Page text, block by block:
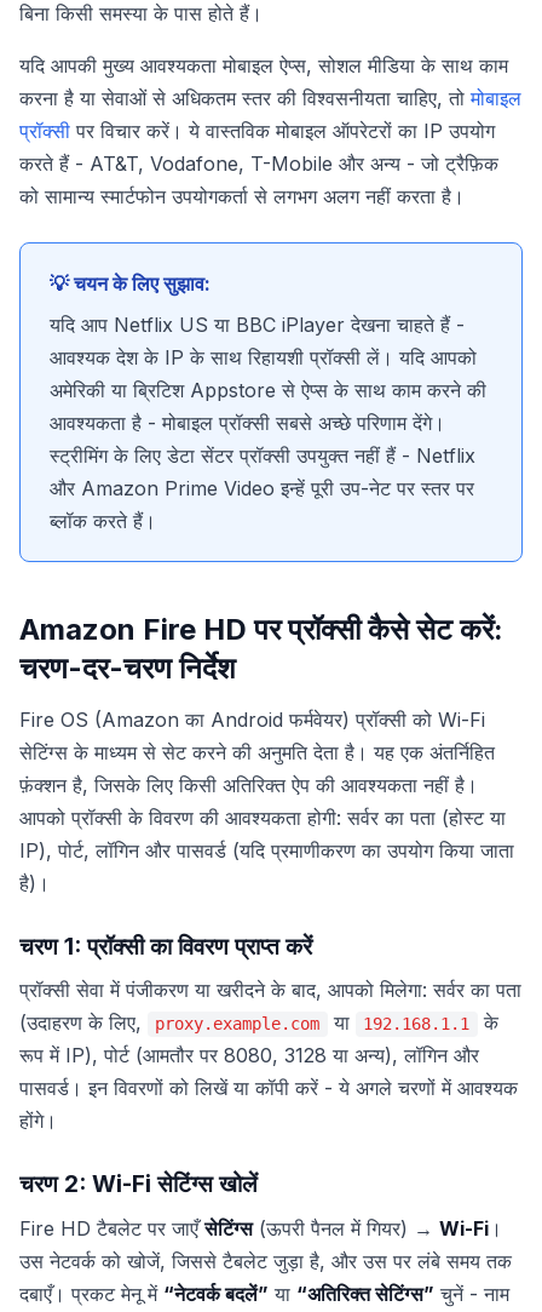
बिना किसी समस्या के पास होते हैं।
यदि आपकी मुख्य आवश्यकता मोबाइल ऐप्स, सोशल मीडिया के साथ काम
करना है या सेवाओं से अधिकतम स्तर की विश्वसनीयता चाहिए, तोमोबाइल
प्रॉक्सी पर विचार करें। ये वास्तविक मोबाइल ऑपरेटरों का IP उपयोग
करते हैं - AT&T, Vodafone, T-Mobile और अन्य - जो ट्रैफ़िक
को सामान्य स्मार्टफोन उपयोगकर्ता से लगभग अलग नहीं करता है।
💡 चयन के लिए सुझाव:
यदि आप Netflix US या BBC iPlayer देखना चाहते हैं -
आवश्यक देश के IP के साथ रिहायशी प्रॉक्सी लें। यदि आपको
अमेरिकी या ब्रिटिश Appstore से ऐप्स के साथ काम करने की
आवश्यकता है - मोबाइल प्रॉक्सी सबसे अच्छे परिणाम देंगे।
स्ट्रीमिंग के लिए डेटा सेंटर प्रॉक्सी उपयुक्त नहीं हैं - Netflix
और Amazon Prime Video इन्हें पूरी उप-नेट पर स्तर पर
ब्लॉक करते हैं।
Amazon Fire HD पर प्रॉक्सी कैसे सेट करें:
चरण-दर-चरण निर्देश
Fire OS (Amazon का Android फर्मवेयर) प्रॉक्सी को Wi-Fi
सेटिंग्स के माध्यम से सेट करने की अनुमति देता है। यह एक अंतर्निहित
फ़ंक्शन है, जिसके लिए किसी अतिरिक्त ऐप की आवश्यकता नहीं है।
आपको प्रॉक्सी के विवरण की आवश्यकता होगी: सर्वर का पता (होस्ट या
IP), पोर्ट, लॉगिन और पासवर्ड (यदि प्रमाणीकरण का उपयोग किया जाता
है)।
चरण 1: प्रॉक्सी का विवरण प्राप्त करें
प्रॉक्सी सेवा में पंजीकरण या खरीदने के बाद, आपको मिलेगा: सर्वर का पता
(उदाहरण के लिए,
proxy.example.com या 192.168.1.1
के
रूप में IP), पोर्ट (आमतौर पर 8080, 3128 या अन्य), लॉगिन और
पासवर्ड। इन विवरणों को लिखें या कॉपी करें - ये अगले चरणों में आवश्यक
होंगे।
चरण 2: Wi-Fi सेटिंग्स खोलें
Fire HD टैबलेट पर जाएँसेटिंग्स(ऊपरी पैनल में गियर) → Wi-Fi ।
उस नेटवर्क को खोजें, जिससे टैबलेट जुड़ा है, और उस पर लंबे समय तक
दबाएँ। प्रकट मेनू में “नेटवर्क बदलें” या “अतिरिक्त सेटिंग्स” चुनें - नाम